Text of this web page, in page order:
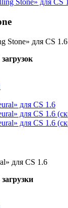
Stone» для CS 1.6
загрузок
для CS 1.6
загрузки